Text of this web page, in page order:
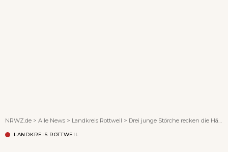
NRWZ.de > Alle News > Landkreis Rottweil > Drei junge Störche recken die Hälse
LANDKREIS ROTTWEIL